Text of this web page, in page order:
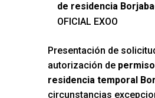
de residencia
OFICIAL EXOO
Presentación de
autorización de
residencia temporal
circunstancias